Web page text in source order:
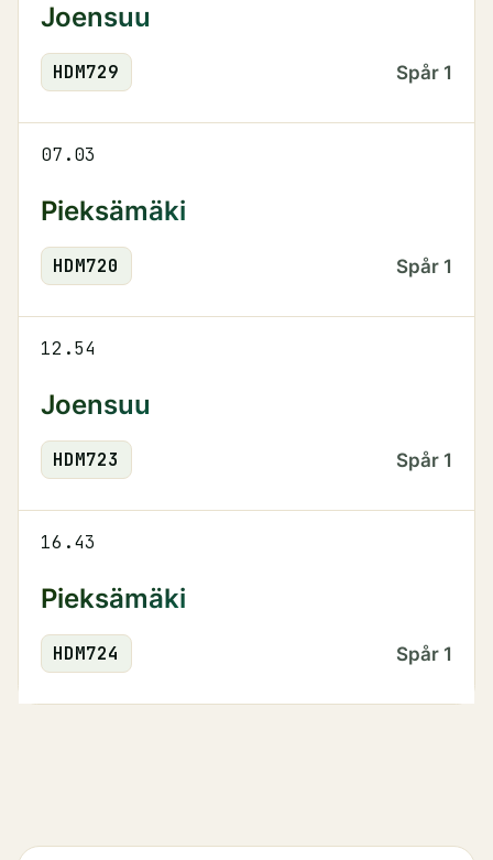
Joensuu
HDM729 Spår 1
07.03
Pieksämäki
HDM720 Spår 1
12.54
Joensuu
HDM723 Spår 1
16.43
Pieksämäki
HDM724 Spår 1